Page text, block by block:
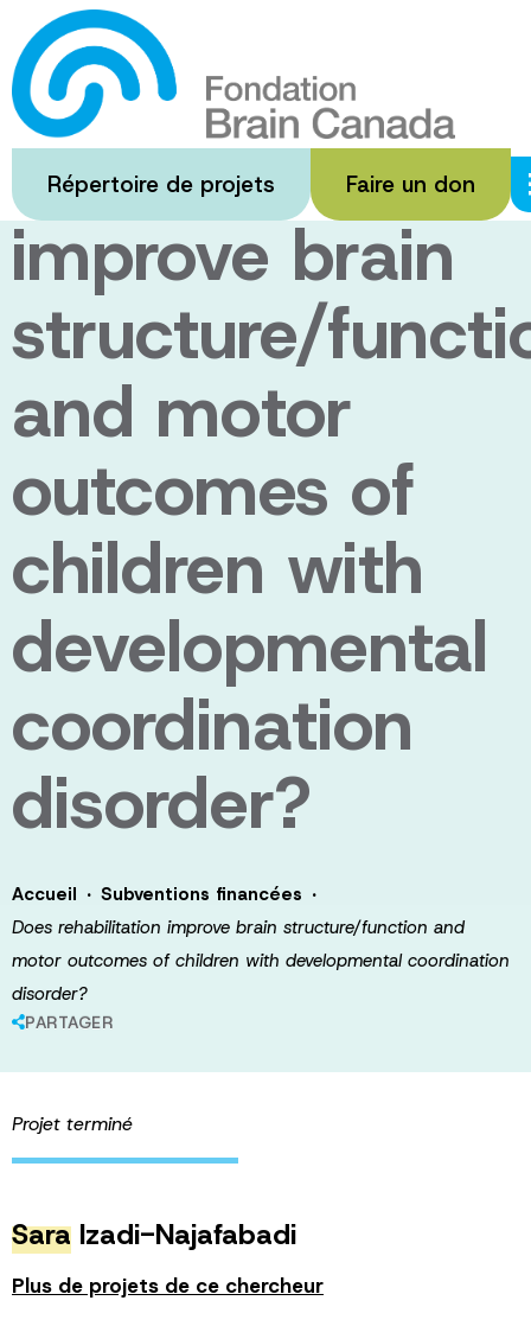
Passer
au
contenu
principal
Répertoire de projets Faire un don
Does
rehabilitation
improve brain
structure/
and motor
outcomes of
children with
developmental
coordination
disorder?
Accueil · Subventions financées ·
Does rehabilitation improve brain structure/function and
motor outcomes of children with developmental coordination
disorder?
PARTAGER
Projet terminé
Sara Izadi-Najafabadi
Plus de projets de ce chercheur